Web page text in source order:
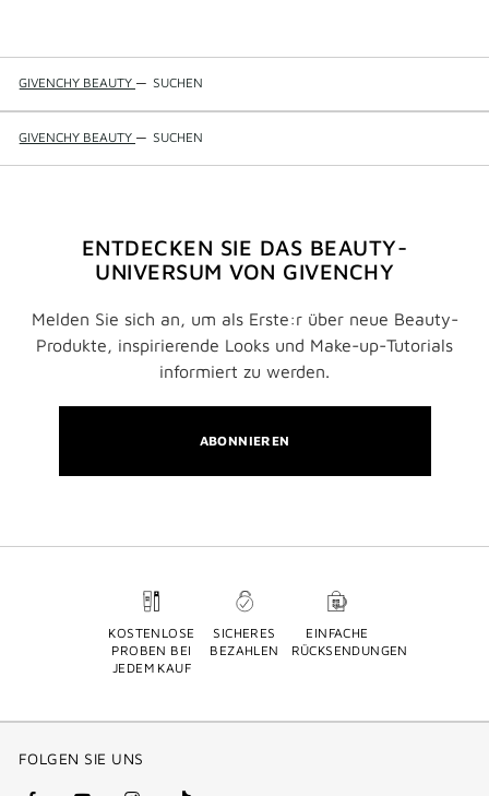
GIVENCHY BEAUTY — SUCHEN
GIVENCHY BEAUTY — SUCHEN
ENTDECKEN SIE DAS BEAUTY-
UNIVERSUM VON GIVENCHY
Melden Sie sich an, um als Erste:r über neue Beauty-
Produkte, inspirierende Looks und Make-up-Tutorials
informiert zu werden.
ABONNIEREN
KOSTENLOSE
PROBEN BEI
JEDEM KAUF
SICHERES
BEZAHLEN
EINFACHE
RÜCKSENDUNGEN
FOLGEN SIE UNS